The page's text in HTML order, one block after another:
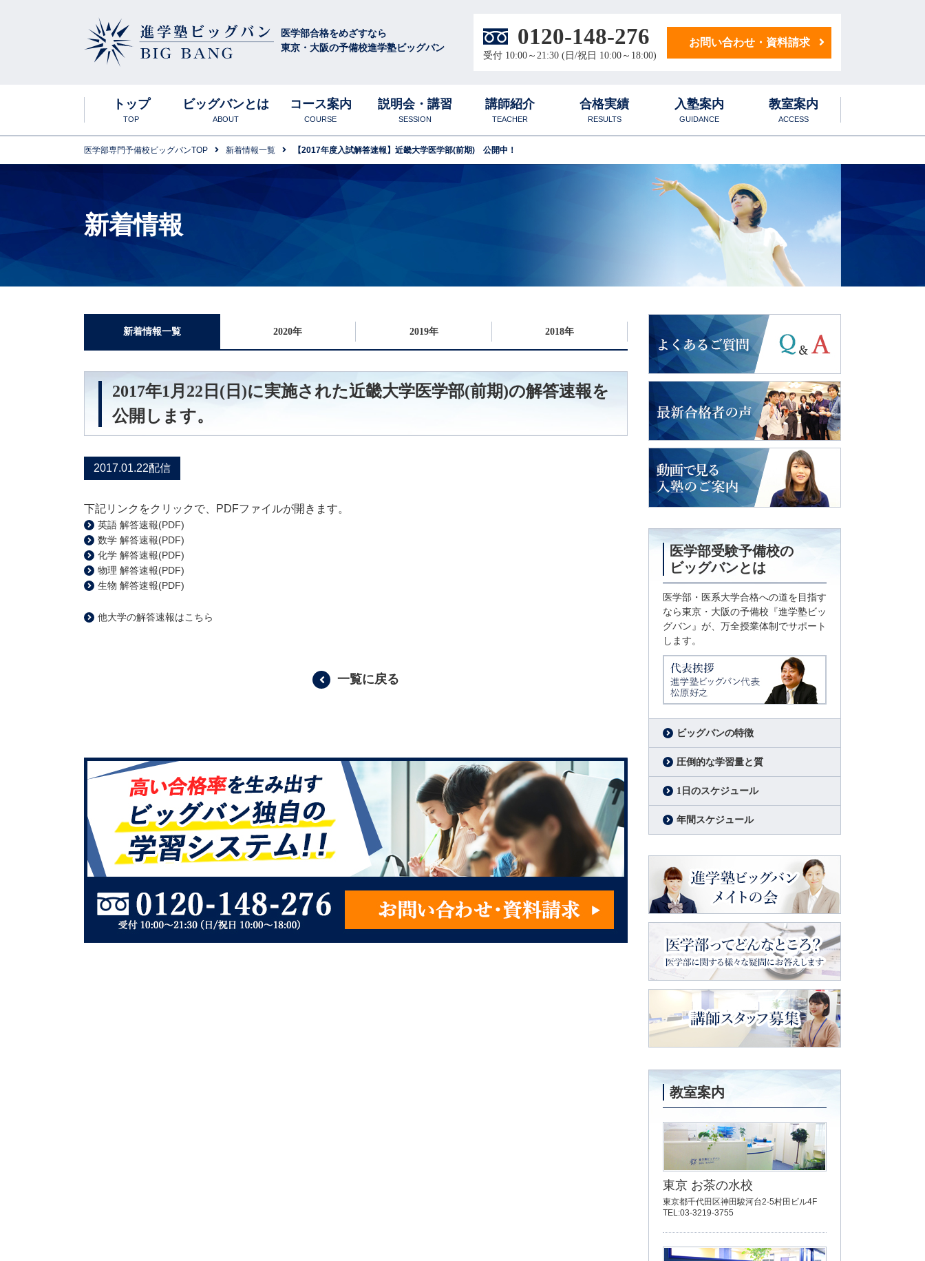
医学部合格をめざすなら
東京・大阪の予備校進学塾ビッグバン
0120-148-276
受付 10:00～21:30 (日/祝日 10:00～18:00)
お問い合わせ・資料請求
トップ
TOP
ビッグバンとは
ABOUT
圧倒的な学習量と質 1日のスケジュール
コース案内
COURSE
説明会・講習
SESSION
後期対策講座
講師紹介
TEACHER
化学科
国語・小論文科
地歴・公民科
合格実績
RESULTS
入塾案内
GUIDANCE
教室案内
ACCESS
学生寮
学生マンション
医学部専門予備校ビッグバンTOP 新着情報一覧 【2017年度入試解答速報】近畿大学医学部(前期) 公開中！
新着情報
新着情報一覧 2020年 2019年 2018年
2017年1月22日(日)に実施された近畿大学医学部(前期)の解答速報を
公開します。
2017.01.22配信
下記リンクをクリックで、PDFファイルが開きます。
英語 解答速報(PDF)
数学 解答速報(PDF)
化学 解答速報(PDF)
物理 解答速報(PDF)
生物 解答速報(PDF)
他大学の解答速報はこちら
一覧に戻る
よくあるご質問
2018年度入試
最新合格者の声
入塾のご案内
医学部受験予備校の
ビッグバンとは
医学部・医系大学合格への道を目指す
なら東京・大阪の予備校『進学塾ビッ
グバン』が、万全授業体制でサポート
します。
松原好之
ビッグバンの特徴
圧倒的な学習量と質
1日のスケジュール
年間スケジュール
進学塾ビッグバン
メイトの会
医学部ってどんなところ？医学部に関
する様々な疑問にお答えします
教室案内
東京 お茶の水校
東京都千代田区神田駿河台2-5村田ビル4F
TEL:03-3219-3755